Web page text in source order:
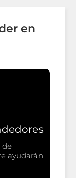
en
de
ayudarán